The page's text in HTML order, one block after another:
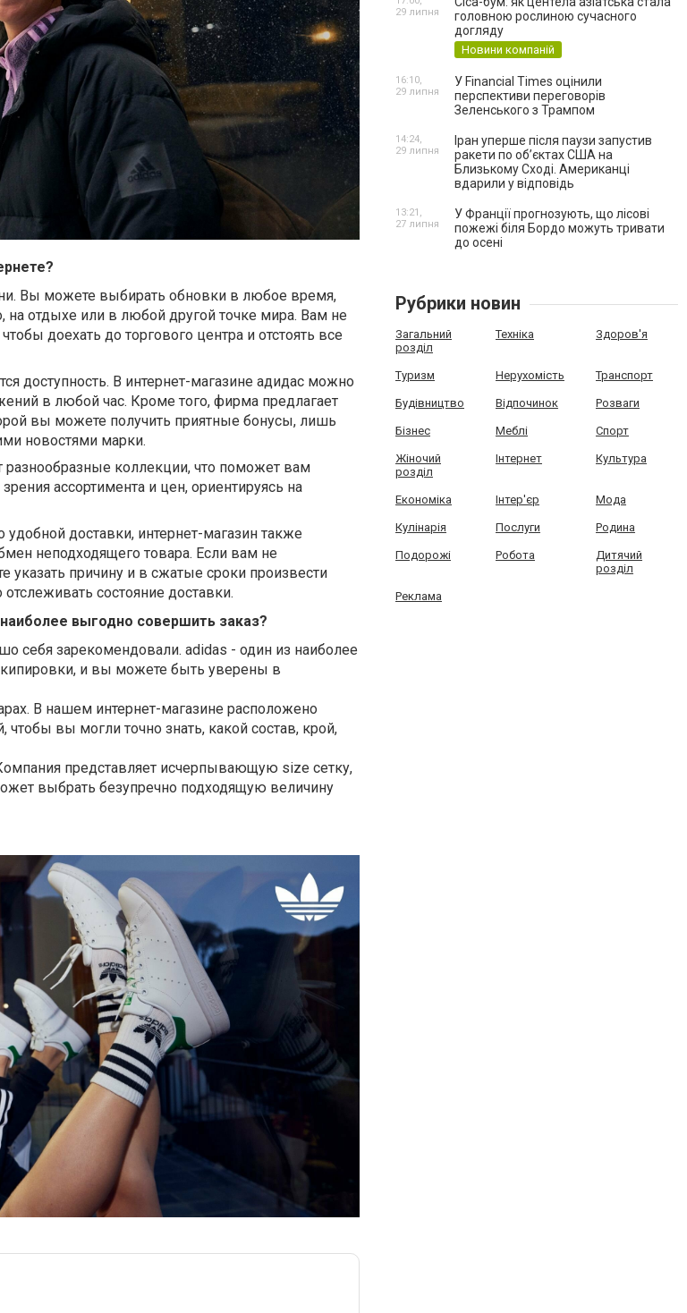
Вы можете выбирать обновки в любое время,
на отдыхе или в любой другой точке мира. Вам не
доехать до торгового центра и отстоять все
доступность. В интернет-магазине адидас можно
в любой час. Кроме того, фирма предлагает
вы можете получить приятные бонусы, лишь
новостями марки.
коллекции, что поможет вам
ассортимента и цен, ориентируясь на
доставки, интернет-магазин также
неподходящего товара. Если вам не
причину и в сжатые сроки произвести
состояние доставки.
выгодно совершить заказ?
себя зарекомендовали. adidas - один из наиболее
и вы можете быть уверены в
В нашем интернет-магазине расположено
вы могли точно знать, какой состав, крой,
представляет исчерпывающую size сетку,
выбрать безупречно подходящую величину
головною рослиною сучасного
догляду
Новини компаній
29 липня
У Financial Times оцінили
перспективи переговорів
Зеленського з Трампом
16:10,
29 липня
Іран уперше після паузи запустив
ракети по обʼєктах США на
Близькому Сході. Американці
вдарили у відповідь
14:24,
29 липня
У Франції прогнозують, що лісові
пожежі біля Бордо можуть тривати
до осені
13:21,
27 липня
Рубрики новин
Загальний
розділ
Техніка Здоров'я
Туризм Нерухомість Транспорт
Будівництво Відпочинок Розваги
Бізнес Меблі Спорт
Жіночий
розділ
Інтернет Культура
Економіка Інтер'єр Мода
Кулінарія Послуги Родина
Подорожі Робота
Дитячий
розділ
Реклама